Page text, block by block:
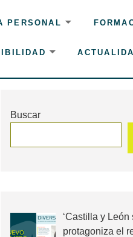
PERSONAL
Buscar
‘Castilla y León
protagoniza el